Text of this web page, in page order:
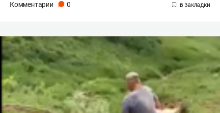
Комментарии 0